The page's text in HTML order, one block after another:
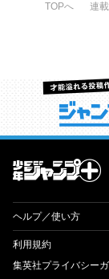
TOPへ 連
才能溢れる
ヘルプ／使い方
利用規約
集英社プライバシー